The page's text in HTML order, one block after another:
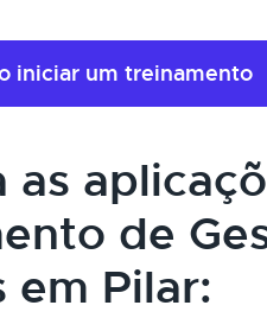
iniciar um treinamento
as
de
em Pilar: